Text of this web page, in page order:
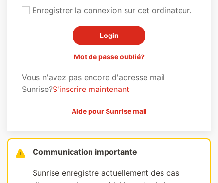
Enregistrer la connexion sur cet ordinateur.
Mot de passe oublié?
Vous n'avez pas encore d'adresse mail
Sunrise?S'inscrire maintenant
Aide pour Sunrise mail
Communication importante
Sunrise enregistre actuellement des cas